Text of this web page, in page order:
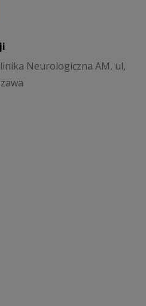
Neurologiczna AM, ul,